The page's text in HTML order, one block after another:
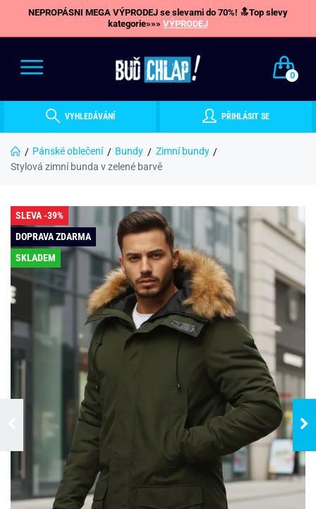
NEPROPÁSNI MEGA VÝPRODEJ se slevami do 70%! 🔝Top slevy
kategorie»»» VÝPRODEJ
0
VYHLEDÁVÁNÍ PŘIHLÁSIT SE
Pánské oblečení Bundy
Zimní bundy
Stylová zimní bunda v zelené barvě
SLEVA -39%
DOPRAVA ZDARMA
SKLADEM